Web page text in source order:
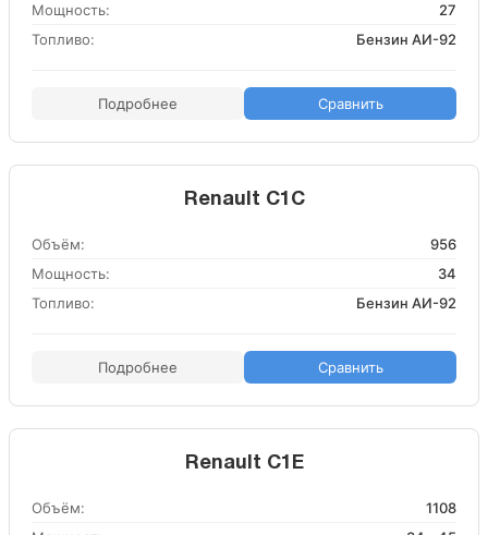
Мощность:
27
Топливо:
Бензин АИ-92
Подробнее Сравнить
Renault C1C
Объём:
956
Мощность:
34
Топливо:
Бензин АИ-92
Подробнее Сравнить
Renault C1E
Объём:
1108